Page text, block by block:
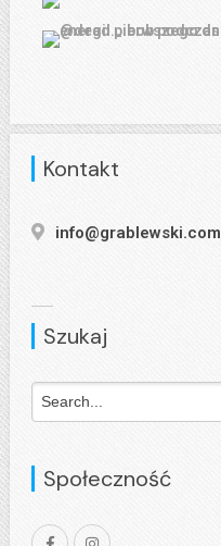
Kontakt
info@grablewski.com
Szukaj
Społeczność